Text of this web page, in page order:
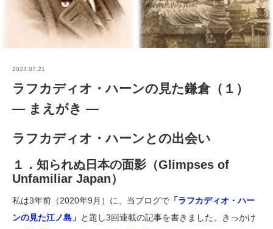
2023.07.21
ラフカディオ・ハーンの見た鎌倉（１）
― まえがき ―
ラフカディオ・ハーンとの出会い
１．知られぬ日本の面影（Glimpses of
Unfamiliar Japan）
私は3年前（2020年9月）に、当ブログで 「ラフカディオ・ハー
ンの見た江ノ島」 と題し3回連載の記事を書きました。きっかけ